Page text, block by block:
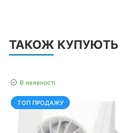
ТАКОЖ КУПУЮТЬ
В наявності
ТОП ПРОДАЖУ